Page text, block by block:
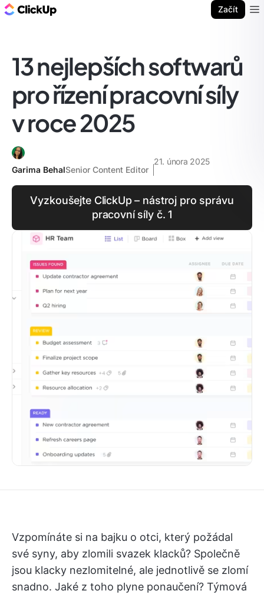
Začít
13 nejlepších softwarů
pro řízení pracovní síly
v roce 2025
Garima BehalSenior Content Editor
21. února 2025
Vyzkoušejte ClickUp – nástroj pro správu
pracovní síly č. 1
Vzpomínáte si na bajku o otci, který požádal
své syny, aby zlomili svazek klacků? Společně
jsou klacky nezlomitelné, ale jednotlivě se zlomí
snadno. Jaké z toho plyne ponaučení? Týmová